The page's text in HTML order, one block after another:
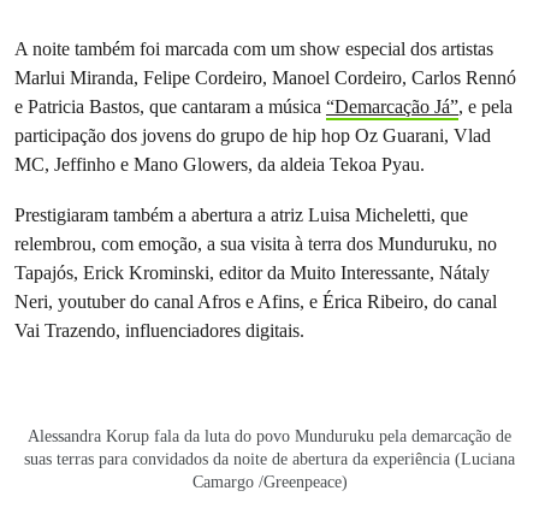
A noite também foi marcada com um show especial dos artistas
Marlui Miranda, Felipe Cordeiro, Manoel Cordeiro, Carlos Rennó
e Patricia Bastos, que cantaram a música “Demarcação Já”, e pela
participação dos jovens do grupo de hip hop Oz Guarani, Vlad
MC, Jeffinho e Mano Glowers, da aldeia Tekoa Pyau.
Prestigiaram também a abertura a atriz Luisa Micheletti, que
relembrou, com emoção, a sua visita à terra dos Munduruku, no
Tapajós, Erick Krominski, editor da Muito Interessante, Nátaly
Neri, youtuber do canal Afros e Afins, e Érica Ribeiro, do canal
Vai Trazendo, influenciadores digitais.
Alessandra Korup fala da luta do povo Munduruku pela demarcação de
suas terras para convidados da noite de abertura da experiência (Luciana
Camargo /Greenpeace)